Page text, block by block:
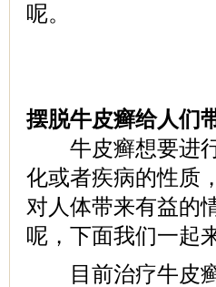
呢。
摆脱牛皮癣给人们
牛皮癣想要进行
化或者疾病的性质
对人体带来有益的
呢，下面我们一起
目前治疗牛皮癣